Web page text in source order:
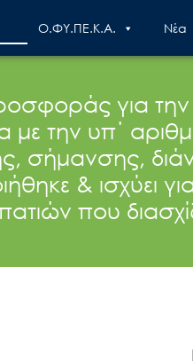
Ο.ΦΥ.ΠΕ.Κ.Α. Nέα
για την
την υπ΄
σήμανσης,
& ισχύει
που